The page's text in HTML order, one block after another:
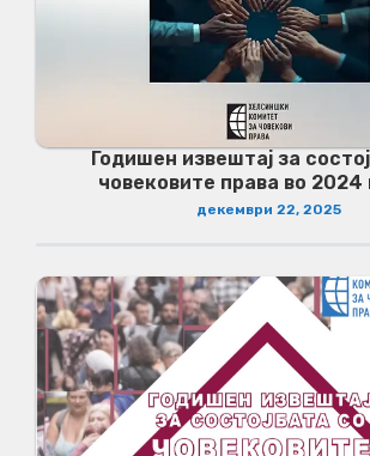
Годишен извештај за
човековите права во 2024
декември 22, 2025